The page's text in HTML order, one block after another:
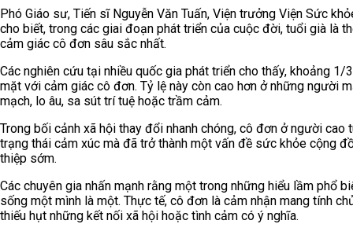
Phó Giáo sư, Tiến sĩ Nguyễn Văn Tuấn, Viện trưởng Viện Sức
cho biết, trong các giai đoạn phát triển của cuộc đời, tuổi già là
cảm giác cô đơn sâu sắc nhất.
Các nghiên cứu tại nhiều quốc gia phát triển cho thấy, khoảng
mặt với cảm giác cô đơn. Tỷ lệ này còn cao hơn ở những người
mạch, lo âu, sa sút trí tuệ hoặc trầm cảm.
Trong bối cảnh xã hội thay đổi nhanh chóng, cô đơn ở người cao
trạng thái cảm xúc mà đã trở thành một vấn đề sức khỏe cộng
thiệp sớm.
Các chuyên gia nhấn mạnh rằng một trong những hiểu lầm phổ
sống một mình là một. Thực tế, cô đơn là cảm nhận mang tính
thiếu hụt những kết nối xã hội hoặc tình cảm có ý nghĩa.